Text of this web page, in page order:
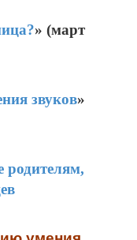
» (март
звуков»
родителям,